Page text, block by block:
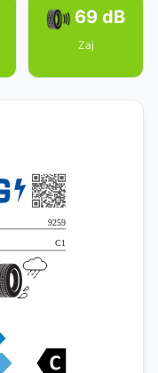
69 dB
Zaj